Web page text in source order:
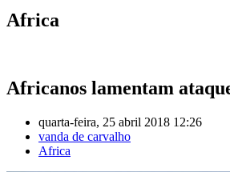
Africa
Africanos lamentam
quarta-feira, 25 abril 2018 12:26
vanda de carvalho
Africa